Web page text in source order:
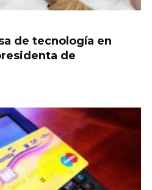
de tecnología en
de